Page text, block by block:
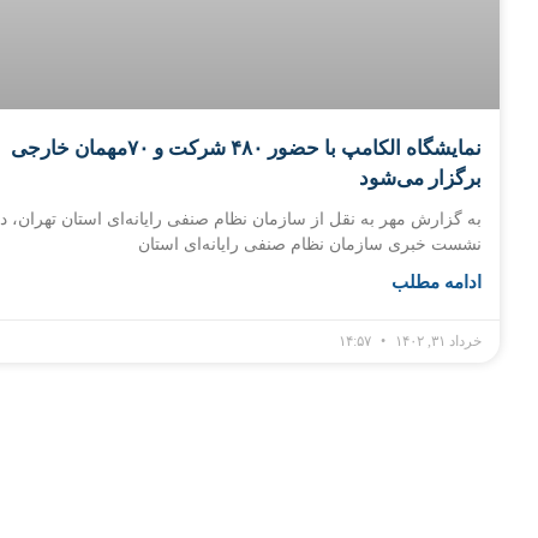
نمایشگاه الکامپ با حضور ۴۸۰ شرکت و ۷۰مهمان خارجی
برگزار می‌شود
به گزارش مهر به نقل از سازمان نظام صنفی رایانه‌ای استان تهران،
نشست خبری سازمان نظام صنفی رایانه‌ای استان
ادامه مطلب
خرداد ۳۱, ۱۴۰۲